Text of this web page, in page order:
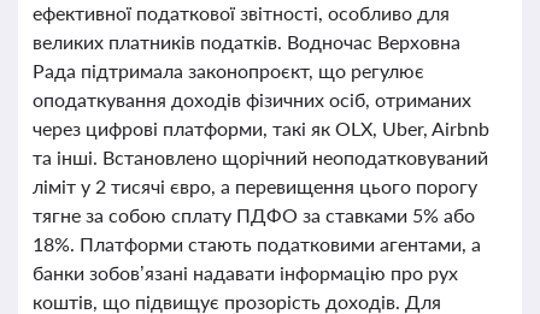
ефективної податкової звітності, особливо для
великих платників податків. Водночас Верховна
Рада підтримала законопроєкт, що регулює
оподаткування доходів фізичних осіб, отриманих
через цифрові платформи, такі як OLX, Uber, Airbnb
та інші. Встановлено щорічний неоподатковуваний
ліміт у 2 тисячі євро, а перевищення цього порогу
тягне за собою сплату ПДФО за ставками 5% або
18%. Платформи стають податковими агентами, а
банки зобов’язані надавати інформацію про рух
коштів, що підвищує прозорість доходів. Для